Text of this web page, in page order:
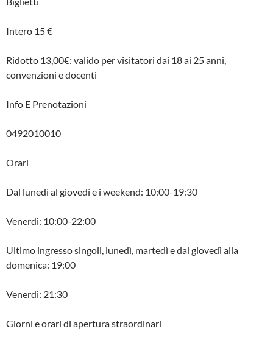
Intero 15 €
Ridotto 13,00€: valido per visitatori dai 18 ai 25 anni,
convenzioni e docenti
Info E Prenotazioni
0492010010
Orari
Dal lunedì al giovedì e i weekend: 10:00-19:30
Venerdì: 10:00-22:00
Ultimo ingresso singoli, lunedì, martedì e dal giovedì alla
domenica: 19:00
Venerdì: 21:30
Giorni e orari di apertura straordinari